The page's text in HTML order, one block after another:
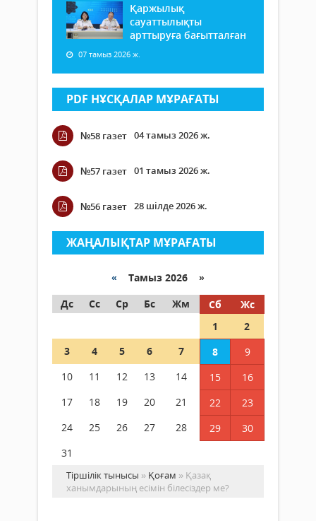
Қаржылық
сауаттылықты
арттыруға бағытталған
07 тамыз 2026 ж.
PDF НҰСҚАЛАР МҰРАҒАТЫ
№58 газет 04 тамыз 2026 ж.
№57 газет 01 тамыз 2026 ж.
№56 газет 28 шілде 2026 ж.
ЖАҢАЛЫҚТАР МҰРАҒАТЫ
« Тамыз 2026 »
Дс
Сс Ср Бс Жм Сб
Жс
1
2
3
4 5 6 7 8
9
10
11 12 13 14 15
16
17
18 19 20 21 22
23
24
25 26 27 28 29
30
31
Тіршілік тынысы » Қоғам » Қазақ
ханымдарының есімін білесіздер ме?